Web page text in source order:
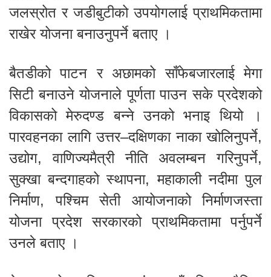
जलस्रोत र जडीबुटीको उपयोगलाई प्राथमिकतामा
राखेर योजना बनाउनुपर्ने बताए ।
बैतडीको पाटन र अछामको साँफेबजारलाई मेगा
सिटी बनाउने योजनाले पूर्णता पाउन सके प्रदेशको
विकासको मेरुदण्ड बन्ने उनको भनाइ थियो ।
पारवहनका लागि उत्तर–दक्षिणका नाका खोलिनुपर्ने,
उद्योग, वाणिज्यमैत्री नीति अवलम्बन गरिनुपर्ने,
सुक्खा बन्दगाहको स्थापना, महाकाली नदीमा पुल
निर्माण, पश्चिम सेती आयोजनाको निर्माणजस्ता
योजना प्रदेश सरकारको प्राथमिकतामा पर्नुपर्ने
उनले बताए ।